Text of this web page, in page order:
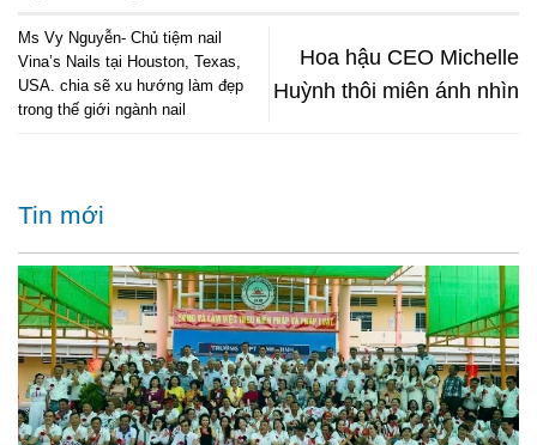
Ms Vy Nguyễn- Chủ tiệm nail
Vina’s Nails tại Houston, Texas,
USA. chia sẽ xu hướng làm đẹp
trong thế giới ngành nail
Hoa hậu CEO Michelle
Huỳnh thôi miên ánh nhìn
Tin mới